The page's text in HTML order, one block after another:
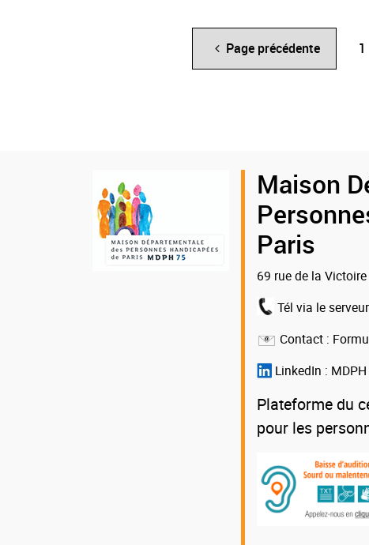
Page précédente 1
Logo
de
la
Maison
Paris
69 rue de la
Tél via le
Contact :
LinkedIn :
Plateforme du
pour les